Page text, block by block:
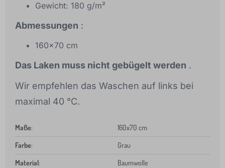
Gewicht: 180 g/m²
Abmessungen :
160x70 cm
Das Laken muss nicht gebügelt werden .
Wir empfehlen das Waschen auf links bei
maximal 40 °C.
Maße: 160x70 cm
Farbe: Grau
Material: Baumwolle